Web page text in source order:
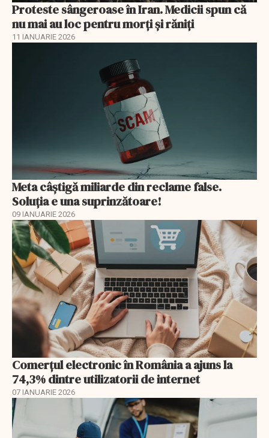
Proteste sângeroase în Iran. Medicii spun că
nu mai au loc pentru morți și răniți
11 IANUARIE 2026
Meta câștigă miliarde din reclame false.
Soluția e una suprinzătoare!
09 IANUARIE 2026
Comerțul electronic în România a ajuns la
74,3% dintre utilizatorii de internet
07 IANUARIE 2026